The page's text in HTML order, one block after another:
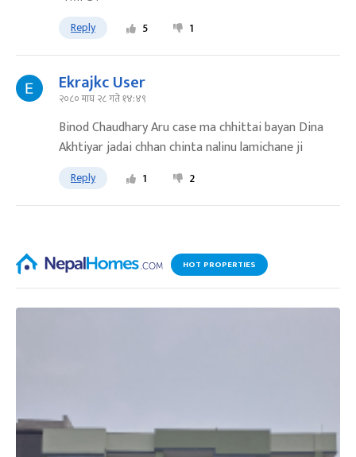
Reply 5 1
Ekrajkc User
२०८० माघ २८ गते १४:४९
Binod Chaudhary Aru case ma chhittai bayan Dina
Akhtiyar jadai chhan chinta nalinu lamichane ji
Reply 1 2
HOT PROPERTIES